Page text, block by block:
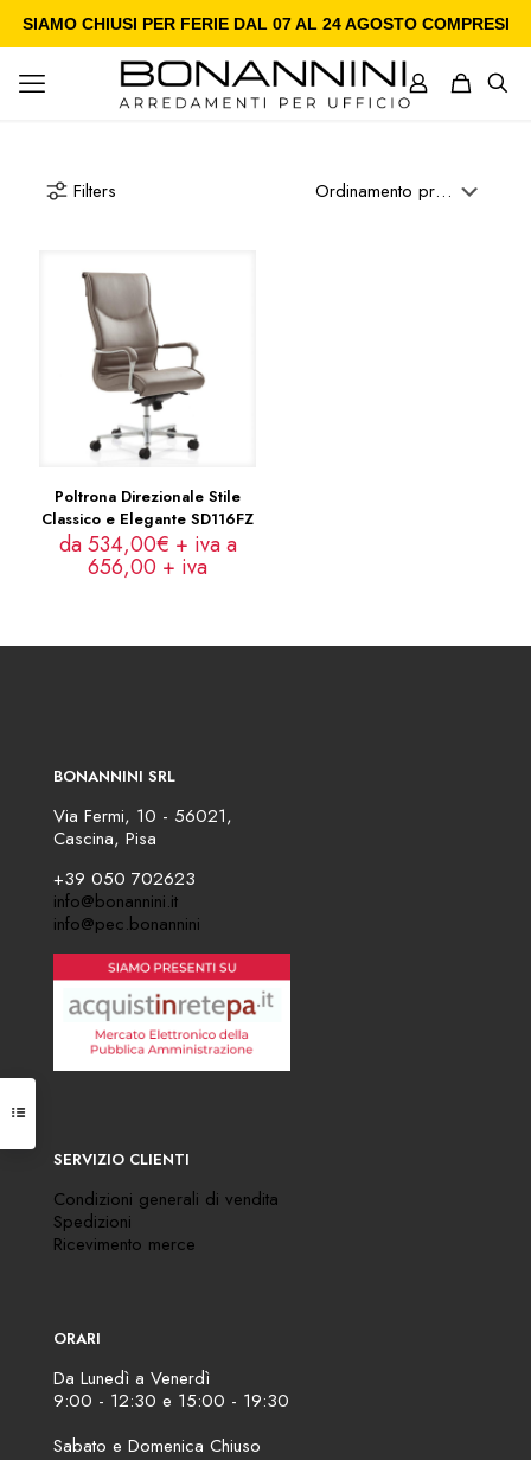
SIAMO CHIUSI PER FERIE DAL 07 AL 24 AGOSTO COMPRESI
Filters
Poltrona Direzionale Stile
Classico e Elegante SD116FZ
da 534,00€ + iva a
656,00 + iva
BONANNINI SRL
Via Fermi, 10 - 56021,
Cascina, Pisa
+39 050 702623
info@bonannini.it
info@pec.bonannini
SERVIZIO CLIENTI
Condizioni generali di vendita
Spedizioni
Ricevimento merce
ORARI
Da Lunedì a Venerdì
9:00 - 12:30 e 15:00 - 19:30
Sabato e Domenica Chiuso